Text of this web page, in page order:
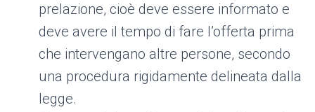
prelazione, cioè deve essere informato e
deve avere il tempo di fare l’offerta prima
che intervengano altre persone, secondo
una procedura rigidamente delineata dalla
legge.